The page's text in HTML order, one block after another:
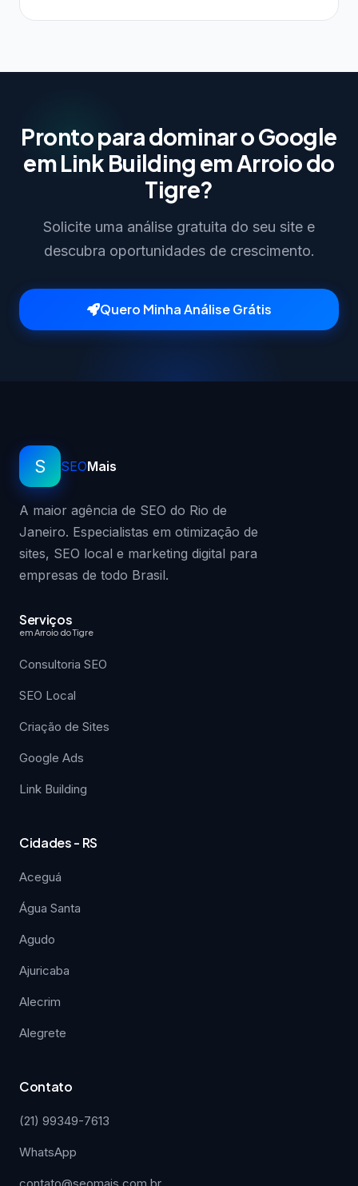
Pronto para dominar o Google
em Link Building em Arroio do
Tigre?
Solicite uma análise gratuita do seu site e
descubra oportunidades de crescimento.
Quero Minha Análise Grátis
S SEOMais
A maior agência de SEO do Rio de
Janeiro. Especialistas em otimização de
sites, SEO local e marketing digital para
empresas de todo Brasil.
Serviços
em Arroio do Tigre
Consultoria SEO
SEO Local
Criação de Sites
Google Ads
Link Building
Cidades - RS
Aceguá
Água Santa
Agudo
Ajuricaba
Alecrim
Alegrete
Contato
(21) 99349-7613
WhatsApp